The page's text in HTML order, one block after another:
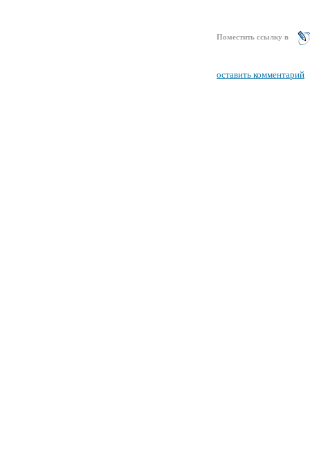
Поместить ссылку в
оставить комментарий